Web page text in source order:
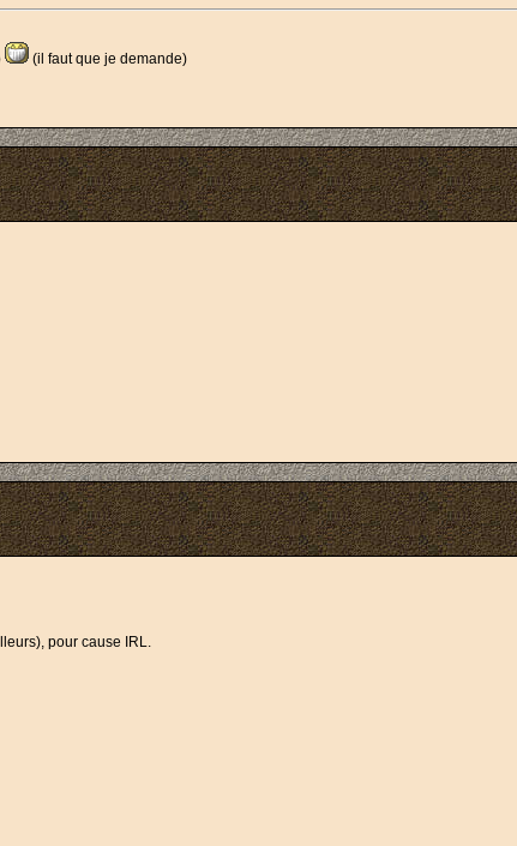
(il faut que je demande)
pour cause IRL.